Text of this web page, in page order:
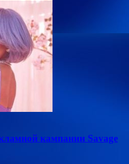
кампании Savage